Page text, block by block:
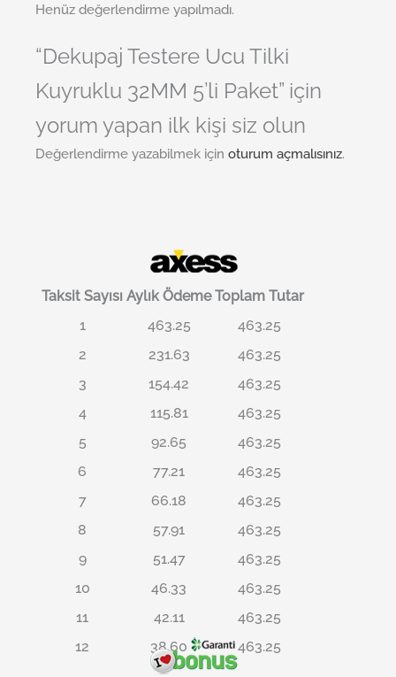
Henüz değerlendirme yapılmadı.
“Dekupaj Testere Ucu Tilki
Kuyruklu 32MM 5’li Paket” için
yorum yapan ilk kişi siz olun
Değerlendirme yazabilmek için oturum açmalısınız.
Taksit Sayısı Aylık Ödeme Toplam Tutar
1
463.25
463.25
2
231.63
463.25
3
154.42
463.25
4
115.81
463.25
5
92.65
463.25
6
77.21
463.25
7
66.18
463.25
8
57.91
463.25
9
51.47
463.25
10
46.33
463.25
11
42.11
463.25
12
38.60 463.25